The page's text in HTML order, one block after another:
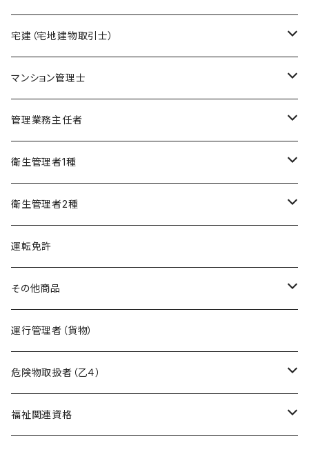
暗記カード
ケアマネージャー
介護福祉士
社会福祉士
精神保健福祉士
フルセット
模擬試験
フルセット
オリジナル教材
模擬試験
フルセット
宅建（宅地建物取引士）
オリジナル教材
模擬試験
フルセット
マンション管理士
オリジナル教材
模擬試験
フルセット
管理業務主任者
オリジナル教材
模擬試験
フルセット
衛生管理者1種
オリジナル教材
模擬試験
フルセット
衛生管理者2種
オリジナル教材
模擬試験
フルセット
運転免許
その他商品
暗記カード作成キット
運行管理者（貨物）
危険物取扱者（乙４）
在宅模擬試験
福祉関連資格